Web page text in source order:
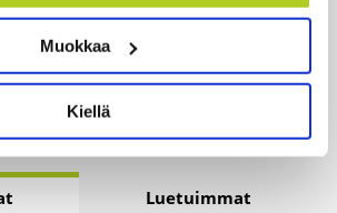
aktiivisesti (sormenjäljen
henkilötietojasi käsitellään ja miten
peruuttaa sen milloin vain
tarjoamamme sisällön ja mainosten
Muokkaa
Kiellä
Luetuimmat